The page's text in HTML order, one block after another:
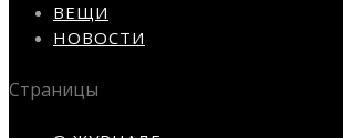
ВЕЩИ
НОВОСТИ
Страницы